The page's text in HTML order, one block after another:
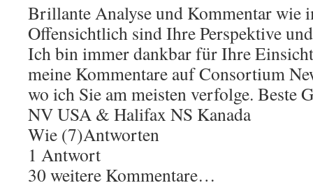
Brillante Analyse und Kommentar wie
Offensichtlich sind Ihre Perspektive
Ich bin immer dankbar für Ihre
meine Kommentare auf Consortium
wo ich Sie am meisten verfolge. Beste
NV USA & Halifax NS Kanada
Wie (7)Antworten
1 Antwort
30 weitere Kommentare…